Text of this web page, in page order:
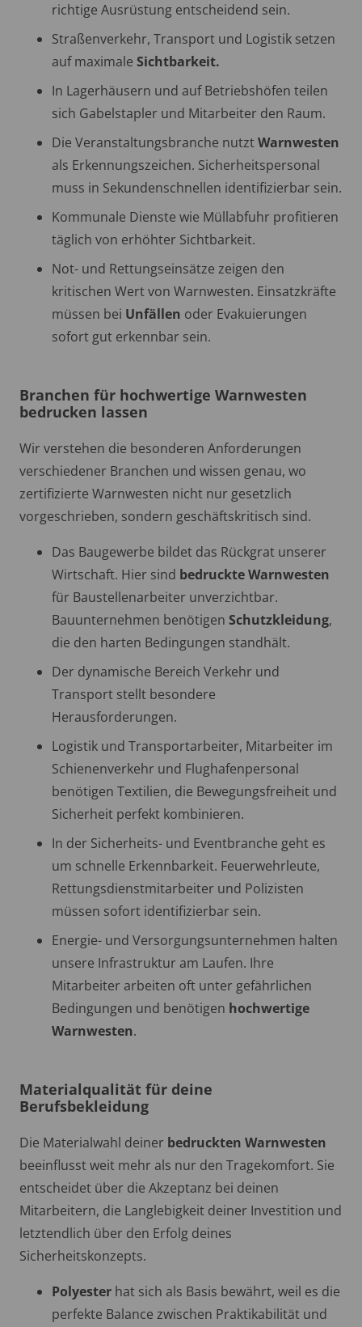
richtige Ausrüstung entscheidend sein.
Straßenverkehr, Transport und Logistik setzen
auf maximale Sichtbarkeit.
In Lagerhäusern und auf Betriebshöfen teilen
sich Gabelstapler und Mitarbeiter den Raum.
Die Veranstaltungsbranche nutztWarnwesten
als Erkennungszeichen. Sicherheitspersonal
muss in Sekundenschnellen identifizierbar sein.
Kommunale Dienste wie Müllabfuhr profitieren
täglich von erhöhter Sichtbarkeit.
Not- und Rettungseinsätze zeigen den
kritischen Wert von Warnwesten. Einsatzkräfte
müssen bei Unfällen oder Evakuierungen
sofort gut erkennbar sein.
Branchen für hochwertige Warnwesten
bedrucken lassen
Wir verstehen die besonderen Anforderungen
verschiedener Branchen und wissen genau, wo
zertifizierte Warnwesten nicht nur gesetzlich
vorgeschrieben, sondern geschäftskritisch sind.
Das Baugewerbe bildet das Rückgrat unserer
Wirtschaft. Hier sind bedruckte Warnwesten
für Baustellenarbeiter unverzichtbar.
Bauunternehmen benötigen Schutzkleidung,
die den harten Bedingungen standhält.
Der dynamische Bereich Verkehr und
Transport stellt besondere
Herausforderungen.
Logistik und Transportarbeiter, Mitarbeiter im
Schienenverkehr und Flughafenpersonal
benötigen Textilien, die Bewegungsfreiheit und
Sicherheit perfekt kombinieren.
In der Sicherheits- und Eventbranche geht es
um schnelle Erkennbarkeit. Feuerwehrleute,
Rettungsdienstmitarbeiter und Polizisten
müssen sofort identifizierbar sein.
Energie- und Versorgungsunternehmen halten
unsere Infrastruktur am Laufen. Ihre
Mitarbeiter arbeiten oft unter gefährlichen
Bedingungen und benötigen hochwertige
Warnwesten.
Materialqualität für deine
Berufsbekleidung
Die Materialwahl deiner bedruckten Warnwesten
beeinflusst weit mehr als nur den Tragekomfort. Sie
entscheidet über die Akzeptanz bei deinen
Mitarbeitern, die Langlebigkeit deiner Investition und
letztendlich über den Erfolg deines
Sicherheitskonzepts.
Polyester hat sich als Basis bewährt, weil es die
perfekte Balance zwischen Praktikabilität und